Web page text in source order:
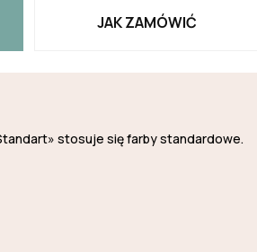
JAK ZAMÓWIĆ
stosuje się farby standardowe.